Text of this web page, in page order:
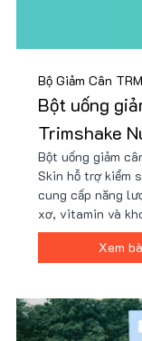
Bộ Giảm Cân
Bột uống
Trimshake
Bột uống giảm
Skin hỗ trợ kiểm
cung cấp năng
xơ, vitamin và
giác thèm ăn,
người bận rộn
Xem